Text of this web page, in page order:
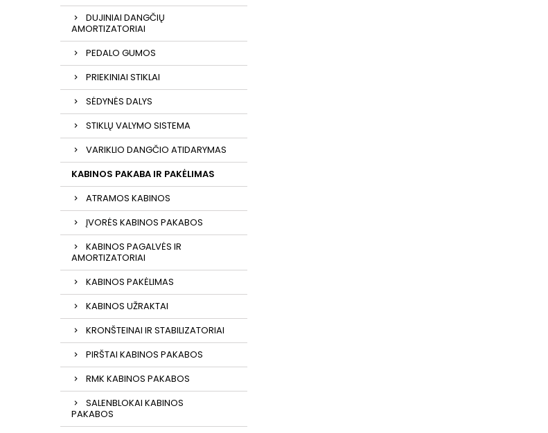
DUJINIAI DANGČIŲ
AMORTIZATORIAI
PEDALO GUMOS
PRIEKINIAI STIKLAI
SĖDYNĖS DALYS
STIKLŲ VALYMO SISTEMA
VARIKLIO DANGČIO ATIDARYMAS
KABINOS PAKABA IR PAKĖLIMAS
ATRAMOS KABINOS
ĮVORĖS KABINOS PAKABOS
KABINOS PAGALVĖS IR
AMORTIZATORIAI
KABINOS PAKĖLIMAS
KABINOS UŽRAKTAI
KRONŠTEINAI IR STABILIZATORIAI
PIRŠTAI KABINOS PAKABOS
RMK KABINOS PAKABOS
SALENBLOKAI KABINOS
PAKABOS